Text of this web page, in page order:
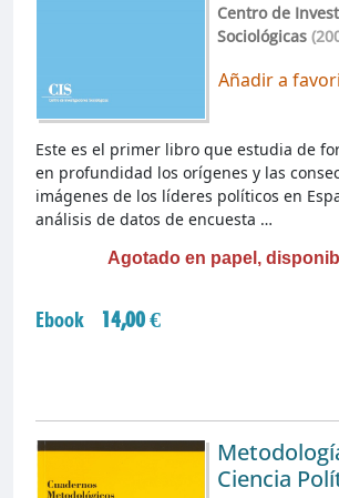
Centro de
Sociológicas
Añadir a
Agotado en papel,
Ebook 14,00 €
Este es el primer libro que estudia de
en profundidad los orígenes y las
imágenes de los líderes políticos en
análisis de datos de encuesta …
Ciencia